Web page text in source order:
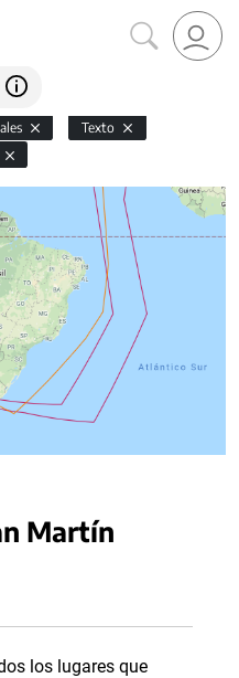
Texto
Martín
los lugares que